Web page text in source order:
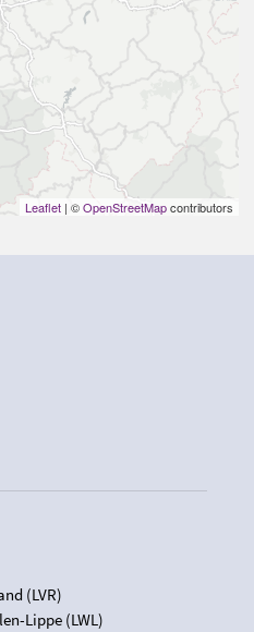
Leaflet | ©OpenStreetMapcontributors
(LVR)
Lippe (LWL)